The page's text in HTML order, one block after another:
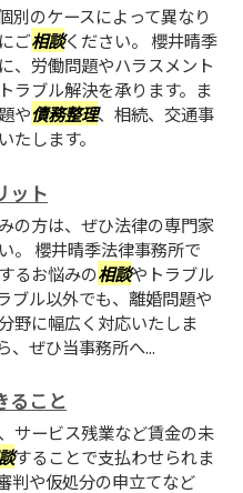
別のケースによって異なり
ご相談ください。 櫻井晴季
、労働問題やハラスメント
ラブル解決を承ります。ま
や債務整理、相続、交通事
します。
ット
の方は、ぜひ法律の専門家
。 櫻井晴季法律事務所で
るお悩みの相談やトラブル
ブル以外でも、離婚問題や
野に幅広く対応いたしま
、ぜひ当事務所へ...
ること
サービス残業など賃金の未
することで支払わせられま
判や仮処分の申立てなど